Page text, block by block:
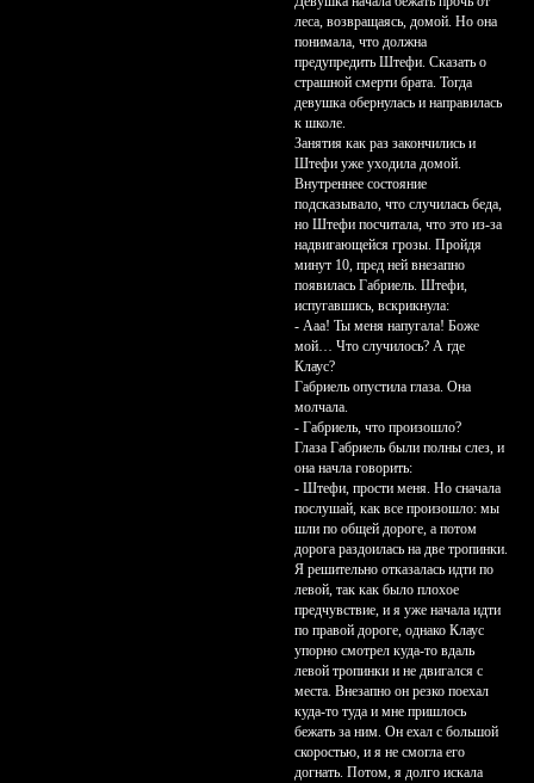
леса, возвращаясь, домой. Но она
понимала, что должна
предупредить Штефи. Сказать о
страшной смерти брата. Тогда
девушка обернулась и направилась
к школе.
Занятия как раз закончились и
Штефи уже уходила домой.
Внутреннее состояние
подсказывало, что случилась беда,
но Штефи посчитала, что это из-за
надвигающейся грозы. Пройдя
минут 10, пред ней внезапно
появилась Габриель. Штефи,
испугавшись, вскрикнула:
- Ааа! Ты меня напугала! Боже
мой… Что случилось? А где
Клаус?
Габриель опустила глаза. Она
молчала.
- Габриель, что произошло?
Глаза Габриель были полны слез, и
она начла говорить:
- Штефи, прости меня. Но сначала
послушай, как все произошло: мы
шли по общей дороге, а потом
дорога раздоилась на две тропинки.
Я решительно отказалась идти по
левой, так как было плохое
предчувствие, и я уже начала идти
по правой дороге, однако Клаус
упорно смотрел куда-то вдаль
левой тропинки и не двигался с
места. Внезапно он резко поехал
куда-то туда и мне пришлось
бежать за ним. Он ехал с большой
скоростью, и я не смогла его
догнать. Потом, я долго искала